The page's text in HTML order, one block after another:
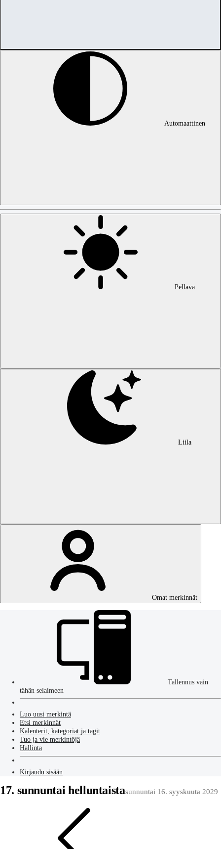
Automaattinen
Pellava
Liila
Omat merkinnät
Tallennus vain
tähän selaimeen
Luo uusi merkintä
Etsi merkinnät
Kalenterit, kategoriat ja tagit
Tuo ja vie merkintöjä
Hallinta
Kirjaudu sisään
17. sunnuntai helluntaistasunnuntai 16. syyskuuta 2029